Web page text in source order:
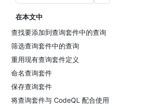
在本文中
查找要添加到查询套件中的查询
筛选查询套件中的查询
重用现有查询套件定义
命名查询套件
保存查询套件
将查询套件与 CodeQL 配合使用